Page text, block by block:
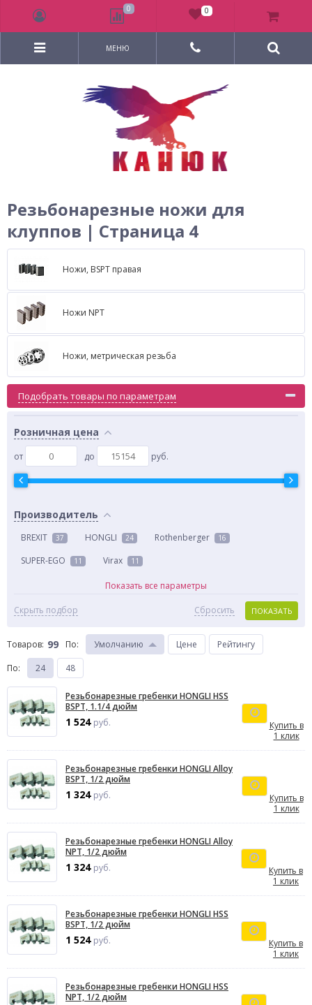
МЕНЮ
Резьбонарезные ножи для
клуппов | Страница 4
Ножи, BSPT правая
Ножи NPT
Ножи, метрическая резьба
Подобрать товары по параметрам
Розничная цена
от до руб.
Производитель
BREXIT 37 HONGLI 24 Rothenberger 16
SUPER-EGO 11 Virax 11
Показать все параметры
Скрыть подбор ПОКАЗАТЬ
Сбросить
Товаров: 99 По: Умолчанию Цене
Рейтингу
По: 24 48
Резьбонарезные гребенки HONGLI HSS
BSPT, 1.1/4 дюйм
1 524 руб.
Купить в
1 клик
Резьбонарезные гребенки HONGLI Alloy
BSPT, 1/2 дюйм
1 324 руб.
Купить в
1 клик
Резьбонарезные гребенки HONGLI Alloy
NPT, 1/2 дюйм
1 324 руб.
Купить в
1 клик
Резьбонарезные гребенки HONGLI HSS
BSPT, 1/2 дюйм
1 524 руб.
Купить в
1 клик
Резьбонарезные гребенки HONGLI HSS
NPT, 1/2 дюйм
0 0